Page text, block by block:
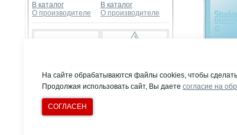
В каталог
О производителе
В каталог
О производителе
В каталог
О производителе
Развернуть
На сайте обрабатываются файлы cookies, чтобы
Продолжая использовать сайт, Вы даете согласие на
СОГЛАСЕН